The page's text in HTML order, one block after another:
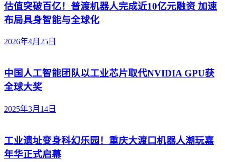
估值突破百亿！普渡机器人完成近10亿元融资 加速
布局具身智能与全球化
2026年4月25日
中国人工智能团队以工业芯片取代NVIDIA GPU获
全球大奖
2025年3月14日
工业遗址变身科幻乐园！重庆大渡口机器人潮玩嘉
年华正式启幕